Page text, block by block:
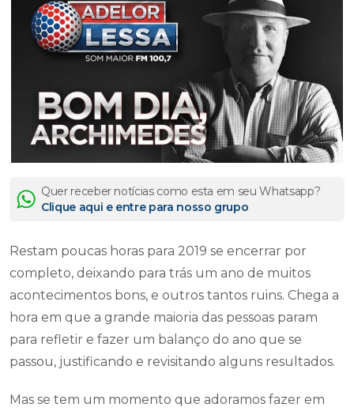
Quer receber notícias como esta em seu Whatsapp?
Clique aqui e entre para nosso grupo
Restam poucas horas para 2019 se encerrar por
completo, deixando para trás um ano de muitos
acontecimentos bons, e outros tantos ruins. Chega a
hora em que a grande maioria das pessoas param
para refletir e fazer um balanço do ano que se
passou, justificando e revisitando alguns resultados.
Mas se tem um momento que adoramos fazer em